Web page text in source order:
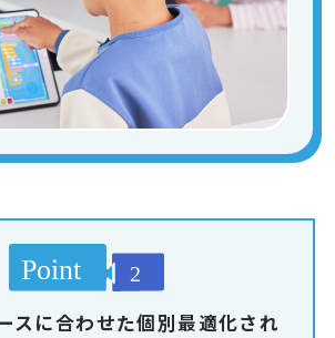
スに合わせた個別最適化され